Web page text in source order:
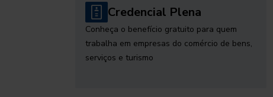
Credencial Plena
Conheça o benefício gratuito para quem
trabalha em empresas do comércio de bens,
serviços e turismo